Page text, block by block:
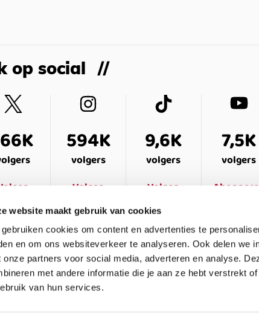
website maakt gebruik van cookies
gebruiken cookies om content en advertenties te
en om ons websiteverkeer te analyseren. Ook delen we
onze partners voor social media, adverteren en analyse.
met andere informatie die je aan ze hebt verstrekt
van hun services.
op social
594K
volgers
Volgen
9,6K
volgers
Volgen
7,5K
volgers
ONS VEELGESTELDE VRAGEN